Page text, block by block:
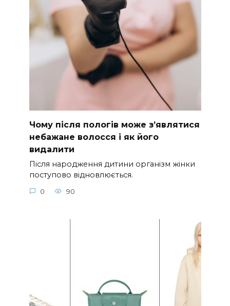
Чому після пологів може з’являтися
небажане волосся і як його
видалити
Після народження дитини організм жінки
поступово відновлюється.
0 90